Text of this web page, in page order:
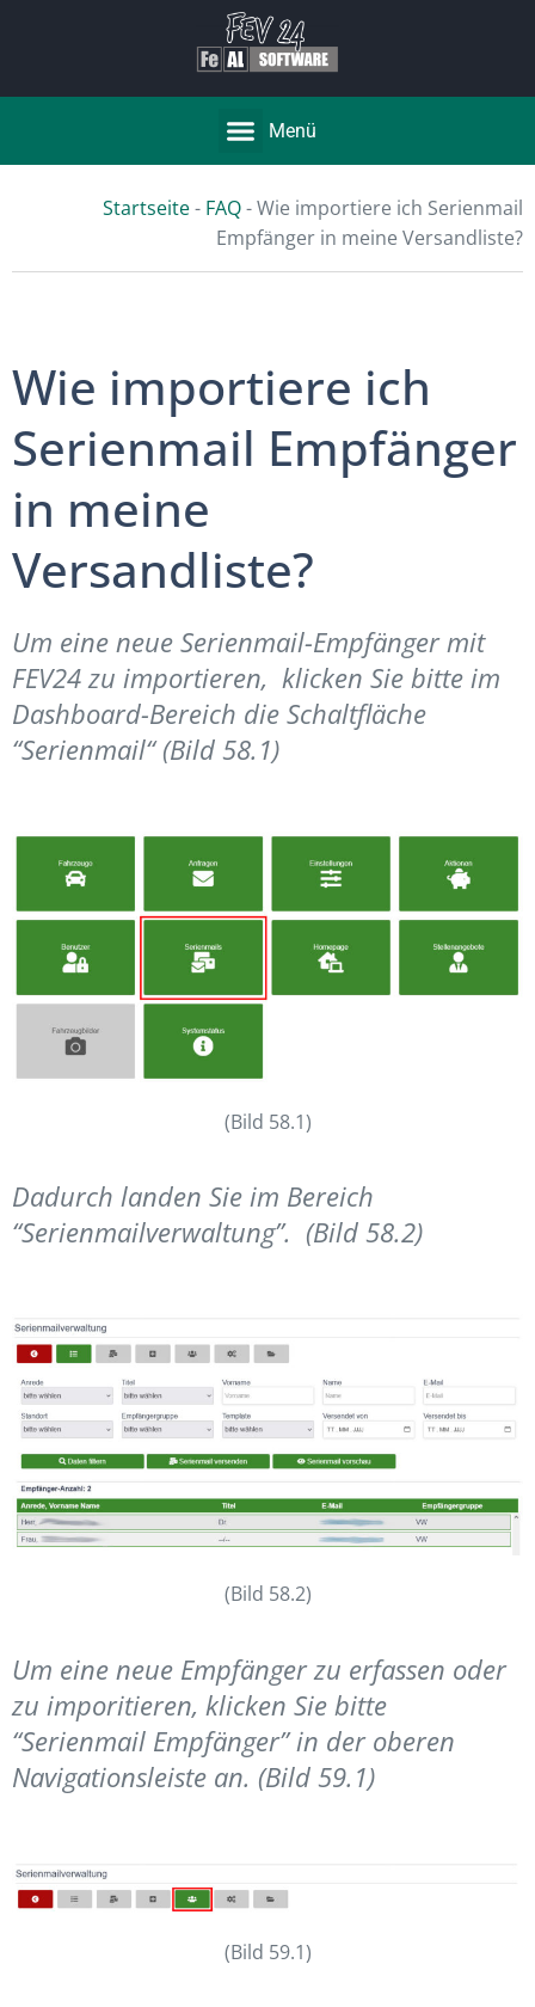
Menü
Startseite- FAQ-Wie importiere ich Serienmail
Empfänger in meine Versandliste?
Wie importiere ich
Serienmail Empfänger
in meine
Versandliste?
Um eine neue Serienmail-Empfänger mit
FEV24 zu importieren, klicken Sie bitte im
Dashboard-Bereich die Schaltfläche
“Serienmail“ (Bild 58.1)
(Bild 58.1)
Dadurch landen Sie im Bereich
“Serienmailverwaltung”. (Bild 58.2)
(Bild 58.2)
Um eine neue Empfänger zu erfassen oder
zu imporitieren, klicken Sie bitte
“Serienmail Empfänger” in der oberen
Navigationsleiste an. (Bild 59.1)
(Bild 59.1)